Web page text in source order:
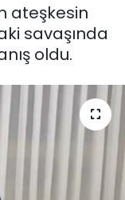
ateşkesin
savaşında
oldu.